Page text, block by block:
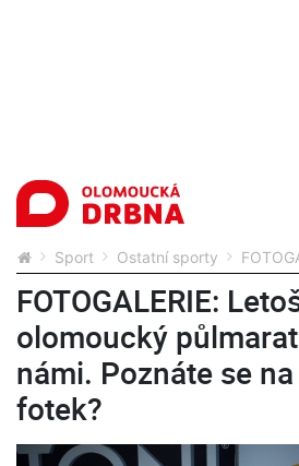
Sport Ostatní sporty
FOTOGALERIE:
olomoucký
námi. Poznáte se
fotek?